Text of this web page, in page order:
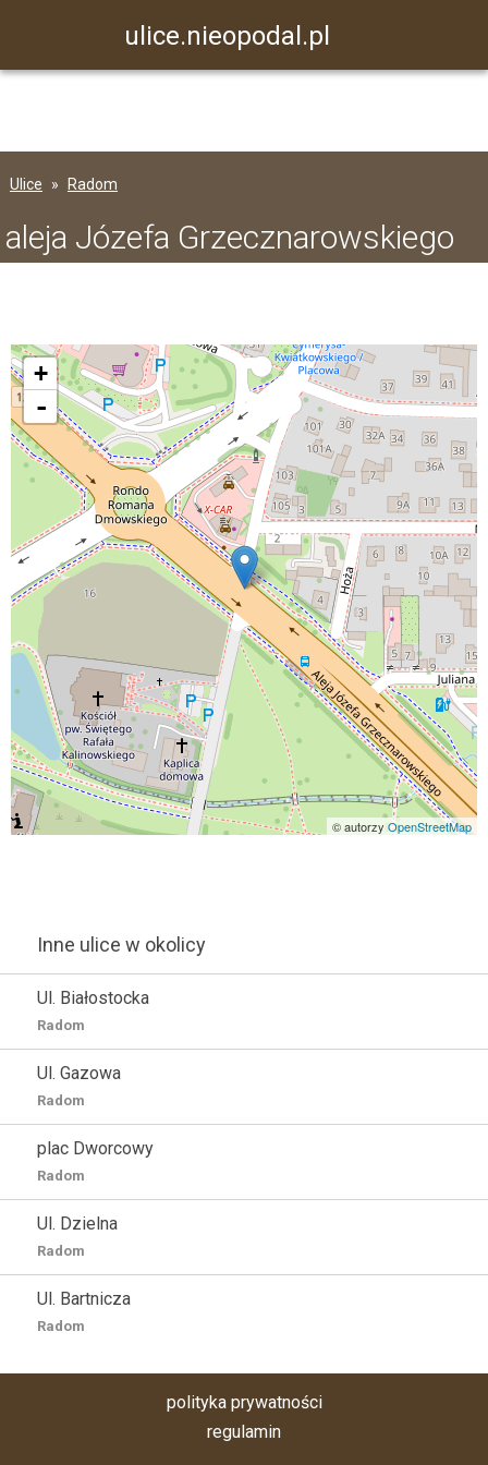
ulice.nieopodal.pl
Ulice Radom
aleja Józefa Grzecznarowskiego
+
-
© autorzy OpenStreetMap
Inne ulice w okolicy
Ul. Białostocka
Radom
Ul. Gazowa
Radom
plac Dworcowy
Radom
Ul. Dzielna
Radom
Ul. Bartnicza
Radom
polityka prywatności
regulamin